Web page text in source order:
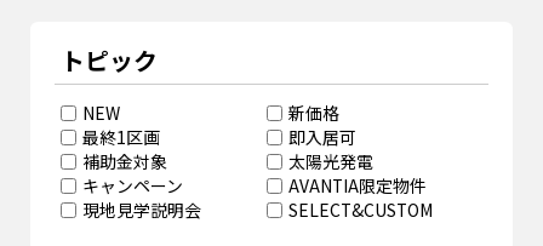
トピック
NEW
新価格
最終1区画
即入居可
補助金対象
太陽光発電
キャンペーン
AVANTIA限定物件
現地見学説明会
SELECT&CUSTOM